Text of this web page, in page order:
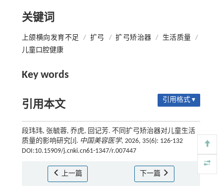
关键词
上颌横向发育不足 / 扩弓 / 扩弓矫治器 / 生活质量
/
儿童口腔健康
Key words
引用本文 引用格式 ▾
段玮玮, 张毓蓉, 乔虎, 回记芳. 不同扩弓矫治器对儿童生活
质量的影响研究[J]. 中国美容医学, 2026, 35(6): 126-132
DOI:10.15909/j.cnki.cn61-1347/r.007447
上一篇 下一篇